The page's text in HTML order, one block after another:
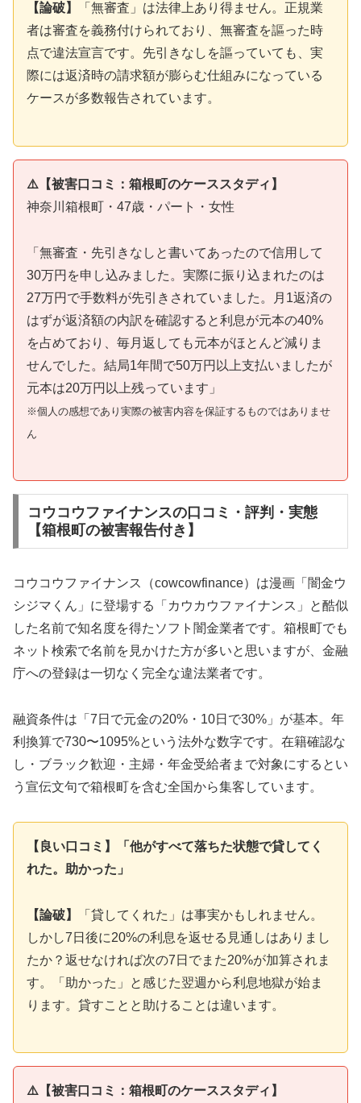
【論破】
「無審査」は法律上あり得ません。正規業
者は審査を義務付けられており、無審査を謳った時
点で違法宣言です。先引きなしを謳っていても、実
際には返済時の請求額が膨らむ仕組みになっている
ケースが多数報告されています。
⚠️【被害口コミ：箱根町のケーススタディ】
神奈川箱根町・47歳・パート・女性
「無審査・先引きなしと書いてあったので信用して
30万円を申し込みました。実際に振り込まれたのは
27万円で手数料が先引きされていました。月1返済の
はずが返済額の内訳を確認すると利息が元本の40%
を占めており、毎月返しても元本がほとんど減りま
せんでした。結局1年間で50万円以上支払いましたが
元本は20万円以上残っています」
※個人の感想であり実際の被害内容を保証するものではありませ
ん
コウコウファイナンスの口コミ・評判・実態
【箱根町の被害報告付き】
コウコウファイナンス（cowcowfinance）は漫画「闇金ウ
シジマくん」に登場する「カウカウファイナンス」と酷似
した名前で知名度を得たソフト闇金業者です。箱根町でも
ネット検索で名前を見かけた方が多いと思いますが、金融
庁への登録は一切なく完全な違法業者です。
融資条件は「7日で元金の20%・10日で30%」が基本。年
利換算で730〜1095%という法外な数字です。在籍確認な
し・ブラック歓迎・主婦・年金受給者まで対象にするとい
う宣伝文句で箱根町を含む全国から集客しています。
【良い口コミ】「他がすべて落ちた状態で貸してく
れた。助かった」
【論破】
「貸してくれた」は事実かもしれません。
しかし7日後に20%の利息を返せる見通しはありまし
たか？返せなければ次の7日でまた20%が加算されま
す。「助かった」と感じた翌週から利息地獄が始ま
ります。貸すことと助けることは違います。
⚠️【被害口コミ：箱根町のケーススタディ】